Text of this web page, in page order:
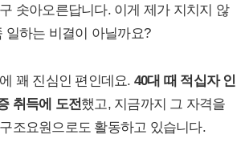
솟아오른답니다. 이게 제가 지치지 않
일하는 비결이 아닐까요?
꽤 진심인 편인데요. 40대 때 적십자 인
취득에 도전했고, 지금까지 그 자격을
조요원으로도 활동하고 있습니다.